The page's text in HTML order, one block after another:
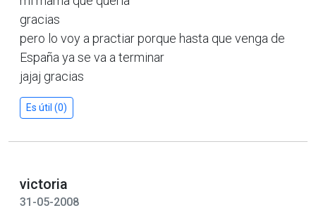
gracias
pero lo voy a practiar porque hasta que venga de
España ya se va a terminar
jajaj gracias
Es útil (0)
victoria
31-05-2008